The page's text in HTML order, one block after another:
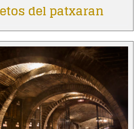
del patxaran